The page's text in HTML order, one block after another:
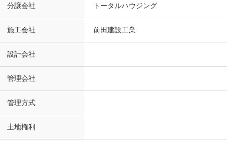
分譲会社 トータルハウジング
施工会社 前田建設工業
設計会社
管理会社
管理方式
土地権利